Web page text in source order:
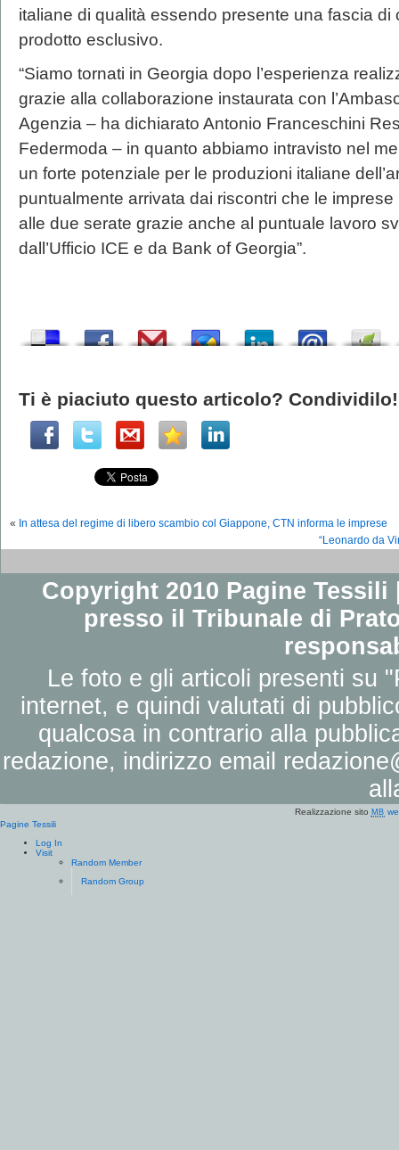
italiane di qualità essendo presente una fascia di
prodotto esclusivo.
“Siamo tornati in Georgia dopo l’esperienza
grazie alla collaborazione instaurata con
Agenzia – ha dichiarato Antonio Franceschini
Federmoda – in quanto abbiamo intravisto nel
un forte potenziale per le produzioni italiane
puntualmente arrivata dai riscontri che le
alle due serate grazie anche al puntuale lavoro
dall’Ufficio ICE e da Bank of Georgia”.
Ti è piaciuto questo articolo? Condividilo!
« In attesa del regime di libero scambio col Giappone, CTN informa le imprese
“Leonardo da
Copyright 2010 Pagine
presso il Tribunale di
Le foto e gli articoli presenti su
internet, e quindi valutati di
qualcosa in contrario alla
redazione, indirizzo email
Realizzazione sito MB
Pagine Tessili
Log In
Visit
Random Member
Random Group